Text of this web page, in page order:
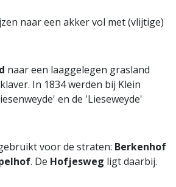
naar een akker vol met (vlijtige)
naar een laaggelegen grasland
In 1834 werden bij Klein
en de 'Lieseweyde'
voor de straten: Berkenhof
. De Hofjesweg ligt daarbij.